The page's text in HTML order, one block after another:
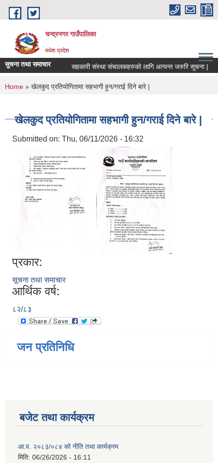
Skip to main content
चन्द्रनगर गाउँपालिका
मधेश प्रदेश
सुचना तथा समाचार सहकारी संस्था संचालकहरुको लागि अत्यन्त जरुरि सूचना |
You are here
Home » खेलकुद प्रतियोगितामा सहभागी हुन/गराई दिने बारे |
खेलकुद प्रतियोगितामा सहभागी हुन/गराई दिने बारे |
Submitted on: Thu, 06/11/2026 - 16:32
प्रकार:
सूचना तथा समाचार
आर्थिक वर्ष:
८२/८३
जन प्रतिनिधि
बजेट तथा कार्यक्रम
आ.व. २०८३/०८४ को नीति तथा कार्यक्रम
मिति: 06/26/2026 - 16:11